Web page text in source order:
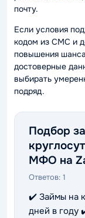
почту.
Если условия
кодом из СМС и
повышения
достоверные
выбирать
подряд.
Подбор
МФО на
Ответов: 1
✔️ Займы на
дней в году